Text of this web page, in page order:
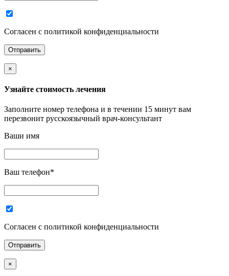
Согласен с политикой конфиденциальности
×
Узнайте стоимость лечения
Заполните номер телефона и в течении 15 минут вам
перезвонит русскоязычный врач-консультант
Ваши имя
Ваш телефон*
Согласен с политикой конфиденциальности
×